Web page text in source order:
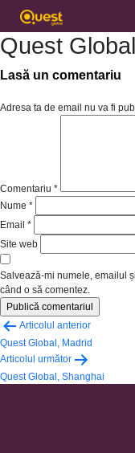
Quest
Lasă un comentariu
Adresa ta de email nu va fi
Comentariu *
Nume *
Email *
Site web
Salvează-mi numele, emailul
când o să comentez.
Navigare
în
articole
Articolul anterior
Quest Global, Madrid
Articolul următor
Quest Global, Shanghai